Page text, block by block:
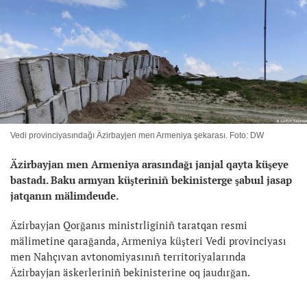
Vedi provinciyasındağı Äzirbayjen men Armeniya şekarası. Foto: DW
Äzirbayjan men Armeniya arasındağı janjal qayta küşeye
bastadı. Baku armyan küşteriniñ bekinisterge şabuıl jasap
jatqanın mälimdeude.
Äzirbayjan Qorğanıs ministrliginiñ taratqan resmi
mälimetine qarağanda, Armeniya küşteri Vedi provinciyası
men Nahçıvan avtonomiyasınıñ territoriyalarında
Äzirbayjan äskerleriniñ bekinisterine oq jaudırğan.